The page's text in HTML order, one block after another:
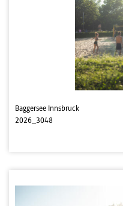
Baggersee Innsbruck
2026_3048